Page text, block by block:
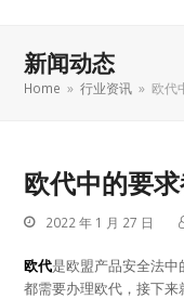
新闻动态
Home » 行业资讯 » 欧代
欧代中的要
2022 年 1 月 27 日
欧代是欧盟产品安全法中
都需要办理欧代，接下来